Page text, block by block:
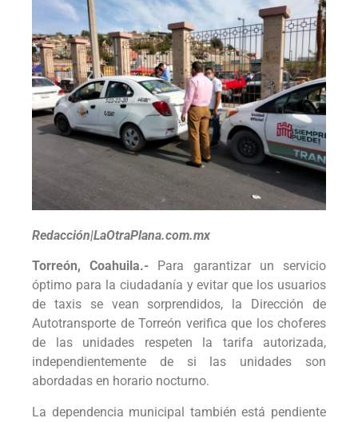
Redacción|LaOtraPlana.com.mx
Torreón, Coahuila.- Para garantizar un servicio
óptimo para la ciudadanía y evitar que los usuarios
de taxis se vean sorprendidos, la Dirección de
Autotransporte de Torreón verifica que los choferes
de las unidades respeten la tarifa autorizada,
independientemente de si las unidades son
abordadas en horario nocturno.
La dependencia municipal también está pendiente